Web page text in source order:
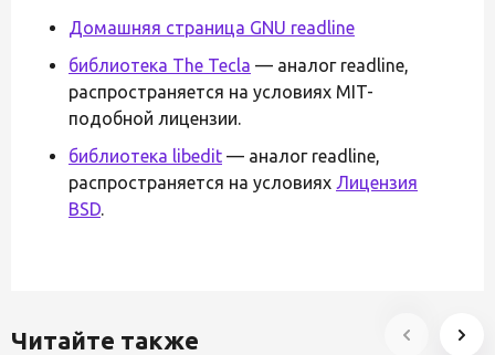
Домашняя страница GNU readline
библиотека The Tecla — аналог readline,
распространяется на условиях MIT-
подобной лицензии.
библиотека libedit — аналог readline,
распространяется на условиях Лицензия
BSD.
Читайте также